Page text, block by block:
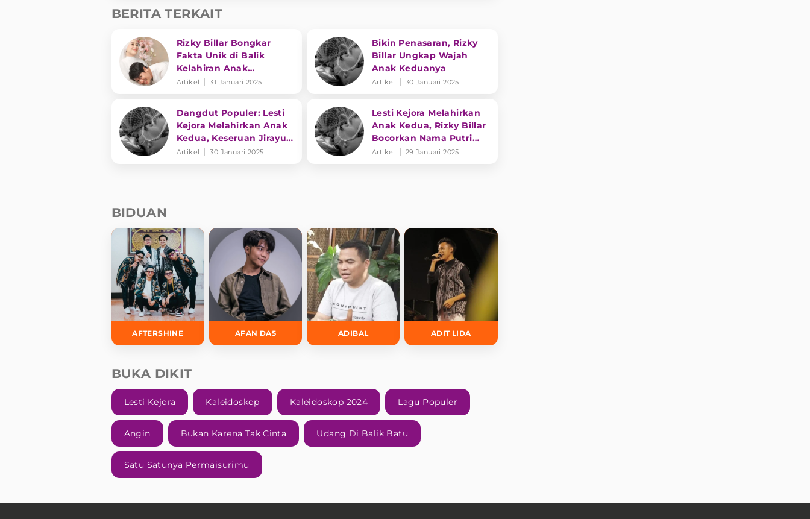
BERITA TERKAIT
Rizky Billar Bongkar
Fakta Unik di Balik
Kelahiran Anak
Keduanya
Artikel 31 Januari 2025
Bikin Penasaran, Rizky
Billar Ungkap Wajah
Anak Keduanya
Artikel 30 Januari 2025
Dangdut Populer: Lesti
Kejora Melahirkan Anak
Kedua, Keseruan Jirayut
dan Soimah
Artikel 30 Januari 2025
Lesti Kejora Melahirkan
Anak Kedua, Rizky Billar
Bocorkan Nama Putri
Cantiknya
Artikel 29 Januari 2025
BIDUAN
AFTERSHINE AFAN DA5 ADIBAL ADIT LIDA
BUKA DIKIT
Lesti Kejora Kaleidoskop Kaleidoskop 2024 Lagu Populer
Angin Bukan Karena Tak Cinta Udang Di Balik Batu
Satu Satunya Permaisurimu